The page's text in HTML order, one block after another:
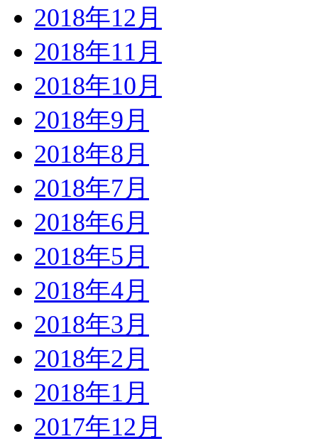
2018年12月
2018年11月
2018年10月
2018年9月
2018年8月
2018年7月
2018年6月
2018年5月
2018年4月
2018年3月
2018年2月
2018年1月
2017年12月